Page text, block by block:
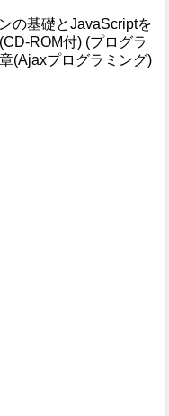
の基礎とJavaScriptを
ROM付) (プログラ
(Ajaxプログラミング)